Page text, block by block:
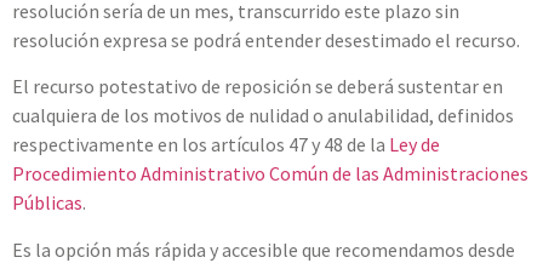
resolución sería de un mes, transcurrido este plazo sin
resolución expresa se podrá entender desestimado el recurso.
El recurso potestativo de reposición se deberá sustentar en
cualquiera de los motivos de nulidad o anulabilidad, definidos
respectivamente en los artículos 47 y 48 de la Ley de
Procedimiento Administrativo Común de las Administraciones
Públicas.
Es la opción más rápida y accesible que recomendamos desde